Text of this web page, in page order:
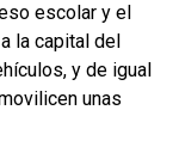
escolar y el
la capital del
y de igual
unas